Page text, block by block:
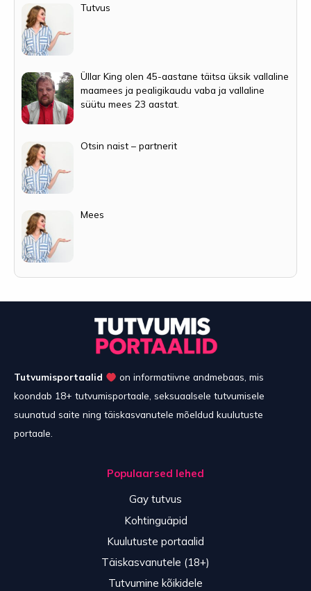
Tutvus
Üllar King olen 45-aastane täitsa üksik vallaline
maamees ja pealigikaudu vaba ja vallaline
süütu mees 23 aastat.
Otsin naist – partnerit
Mees
Tutvumisportaalid
on informatiivne andmebaas, mis
koondab 18+ tutvumisportaale, seksuaalsele tutvumisele
suunatud saite ning täiskasvanutele mõeldud kuulutuste
portaale.
Populaarsed lehed
Gay tutvus
Kohtinguäpid
Kuulutuste portaalid
Täiskasvanutele (18+)
Tutvumine kõikidele